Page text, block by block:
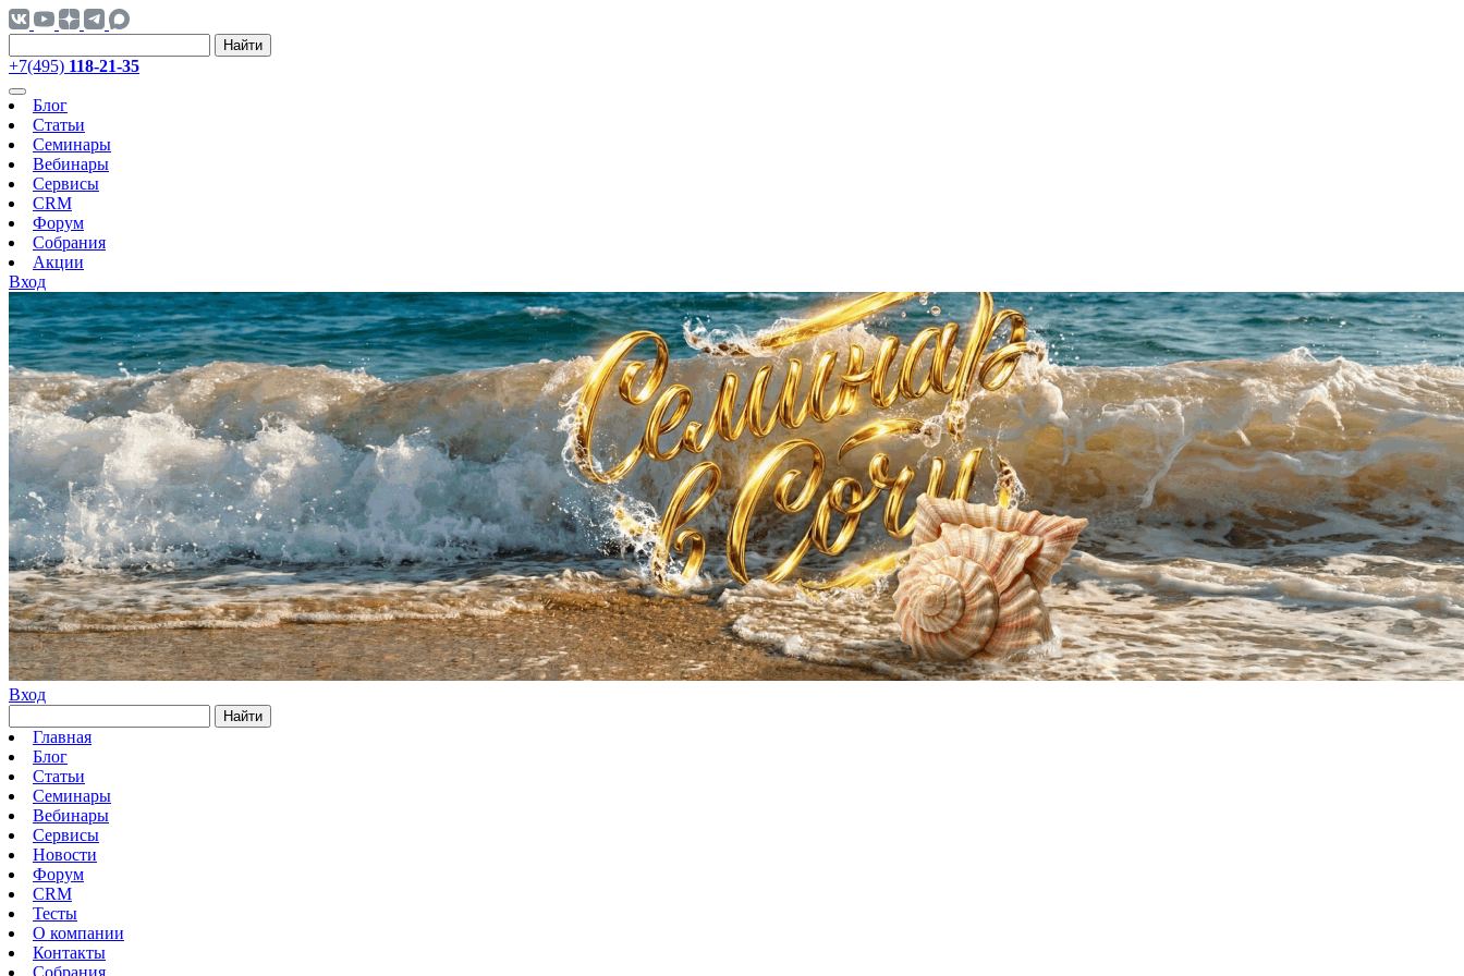
Найти
+7(495) 118-21-35
Блог
Статьи
Семинары
Вебинары
Сервисы
CRM
Форум
Собрания
Акции
Вход
Вход
Найти
Главная
Блог
Статьи
Семинары
Вебинары
Сервисы
Новости
Форум
CRM
Тесты
О компании
Контакты
Собрания